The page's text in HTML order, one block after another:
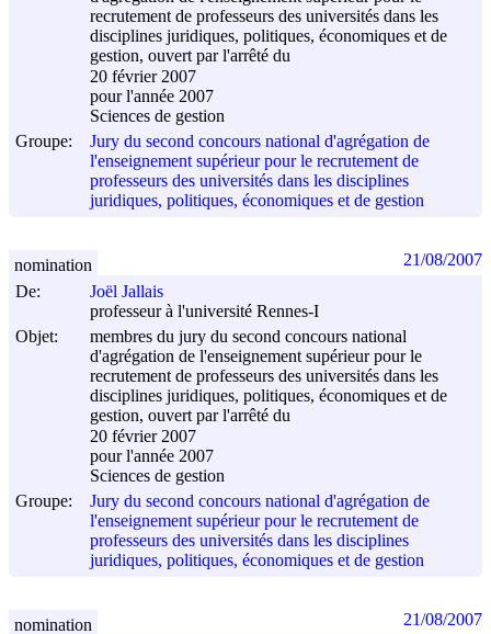
recrutement de professeurs des universités dans les
disciplines juridiques, politiques, économiques et de
gestion, ouvert par l'arrêté du
20 février 2007
pour l'année 2007
Sciences de gestion
Groupe:
Jury du second concours national d'agrégation de
l'enseignement supérieur pour le recrutement de
professeurs des universités dans les disciplines
juridiques, politiques, économiques et de gestion
De:
Joël Jallais
professeur à l'université Rennes-I
Objet:
membres du jury du second concours national
d'agrégation de l'enseignement supérieur pour le
recrutement de professeurs des universités dans les
disciplines juridiques, politiques, économiques et de
gestion, ouvert par l'arrêté du
20 février 2007
pour l'année 2007
Sciences de gestion
Groupe:
Jury du second concours national d'agrégation de
l'enseignement supérieur pour le recrutement de
professeurs des universités dans les disciplines
juridiques, politiques, économiques et de gestion
nomination 21/08/2007
nomination 21/08/2007